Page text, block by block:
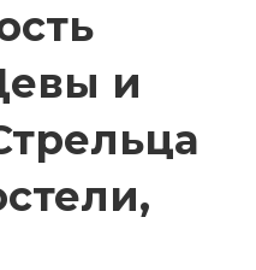
и